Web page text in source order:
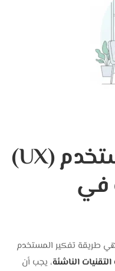
تصميم تجربة مستخدم (UX)
في
طريقة تفكير المستخدم
الناشئة، يجب أن